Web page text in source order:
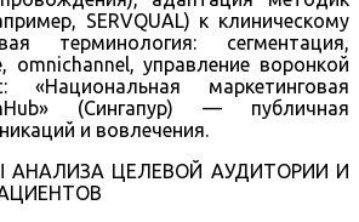
SERVQUAL) к клиническому
терминология: сегментация,
omnichannel, управление воронкой
«Национальная маркетинговая
(Сингапур) — публичная
и вовлечения.
АНАЛИЗА ЦЕЛЕВОЙ АУДИТОРИИ И